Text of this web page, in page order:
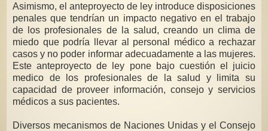
Asimismo, el anteproyecto de ley introduce disposiciones
penales que tendrían un impacto negativo en el trabajo
de los profesionales de la salud, creando un clima de
miedo que podría llevar al personal médico a rechazar
casos y no poder informar adecuadamente a las mujeres.
Este anteproyecto de ley pone bajo cuestión el juicio
medico de los profesionales de la salud y limita su
capacidad de proveer información, consejo y servicios
médicos a sus pacientes.
Diversos mecanismos de Naciones Unidas y el Consejo